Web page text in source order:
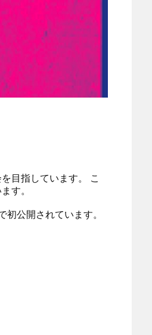
目指しています。 こ
す。
公開されています。